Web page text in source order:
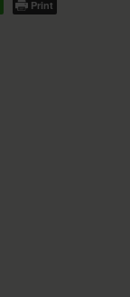
Print